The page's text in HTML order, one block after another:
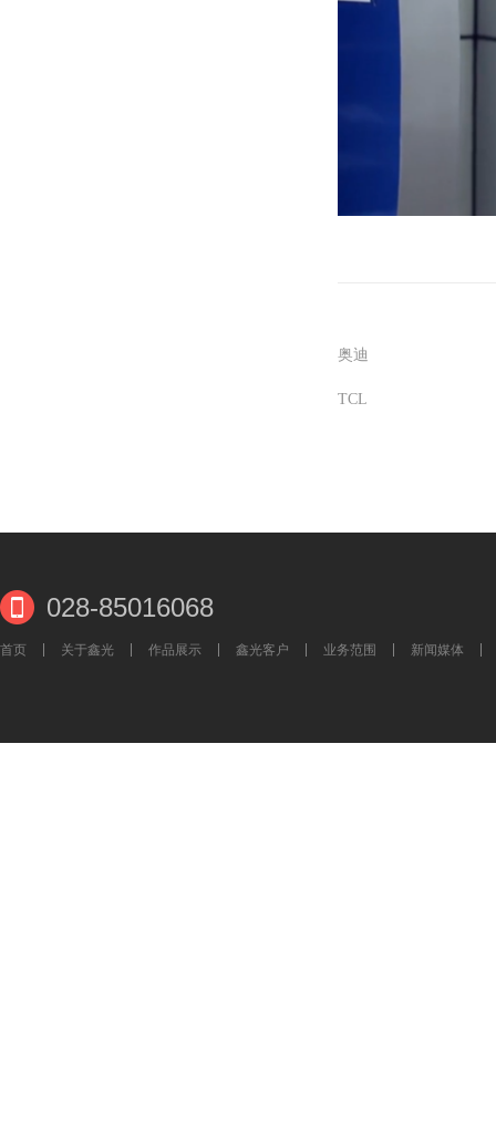
奥迪
TCL
028-85016068
首页 关于鑫光 作品展示 鑫光客户 业务范围 新闻媒体